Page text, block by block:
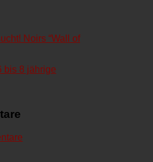
Noirs “Wall of
bis 8 jährige